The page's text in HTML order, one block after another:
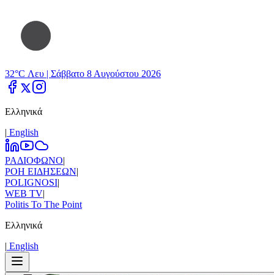
32°C Λευ | Σάββατο 8 Αυγούστου 2026
Ελληνικά
| Εnglish
ΡΑΔΙΟΦΩΝΟ|
ΡΟΗ ΕΙΔΗΣΕΩΝ|
POLIGNOSI|
WEB TV|
Politis To The Point
Ελληνικά
| Εnglish